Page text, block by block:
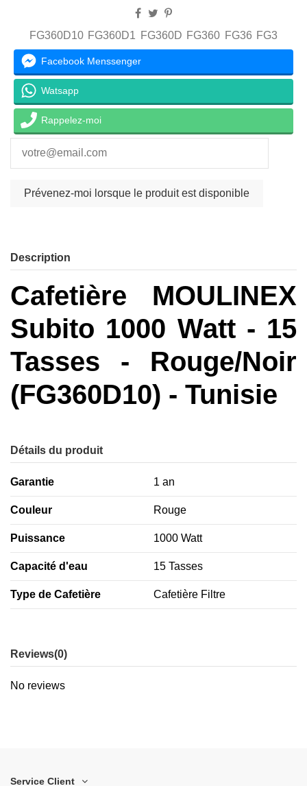
FG360D10 FG360D1 FG360D FG360 FG36 FG3
Facebook Menssenger
Watsapp
Rappelez-moi
Description
Cafetière MOULINEX
Subito 1000 Watt - 15
Tasses - Rouge/Noir
(FG360D10) - Tunisie
Détails du produit
Garantie 1 an
Couleur Rouge
Puissance 1000 Watt
Capacité d'eau 15 Tasses
Type de Cafetière Cafetière Filtre
Reviews(0)
No reviews
Service Client